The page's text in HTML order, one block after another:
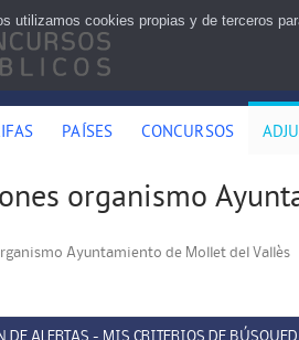
PAÍSES CONCURSOS
organismo
Ayuntamiento de Mollet del Vallès
DE ALERTAS - MIS CRITERIOS DE
utilizamos cookies propias y de terceros